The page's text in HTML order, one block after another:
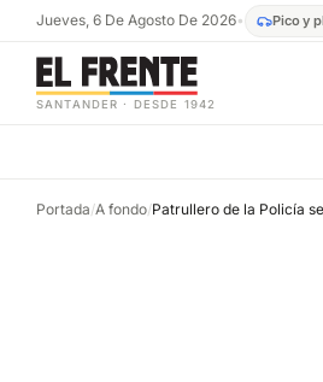
Jueves, 6 De Agosto De 2026• Pico y
SANTANDER · DESDE 1942
Portada/A fondo/Patrullero de la Policía